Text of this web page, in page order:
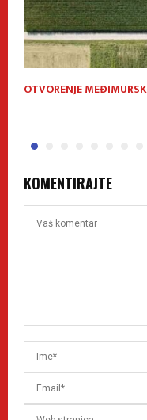
OTVORENJE
KOMENTIRAJTE